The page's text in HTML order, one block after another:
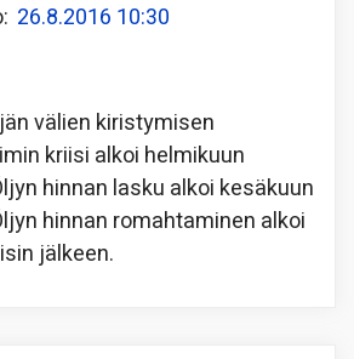
26.8.2016 10:30
välien kiristymisen
kriisi alkoi helmikuun
hinnan lasku alkoi kesäkuun
hinnan romahtaminen alkoi
jälkeen.